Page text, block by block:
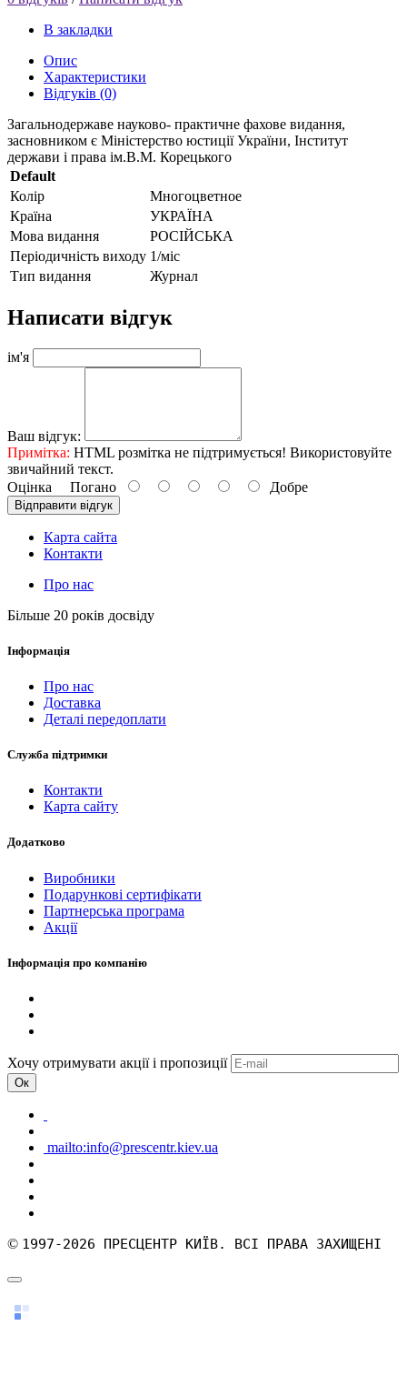
В закладки
Опис
Характеристики
Відгуків (0)
Загальнодержаве науково- практичне фахове видання,
засновником є Міністерство юстиції України, Інститут
держави і права ім.В.М. Корецького
Default
Колір
Многоцветное
Країна
УКРАЇНА
Мова видання
РОСІЙСЬКА
Періодичність виходу 1/міс
Тип видання
Журнал
Написати відгук
ім'я
Ваш відгук:
Примітка: HTML розмітка не підтримується! Використовуйте
звичайний текст.
Оцінка Погано Добре
Відправити відгук
Карта сайта
Контакти
Про нас
Більше 20 років досвіду
Інформація
Про нас
Доставка
Деталі передоплати
Служба підтримки
Контакти
Карта сайту
Додатково
Виробники
Подарункові сертифікати
Партнерська програма
Акції
Інформація про компанію
Хочу отримувати акції і пропозиції
Ок
mailto:info@prescentr.kiev.ua
© 1997-2026 ПРЕСЦЕНТР КИЇВ. ВСІ ПРАВА ЗАХИЩЕНІ